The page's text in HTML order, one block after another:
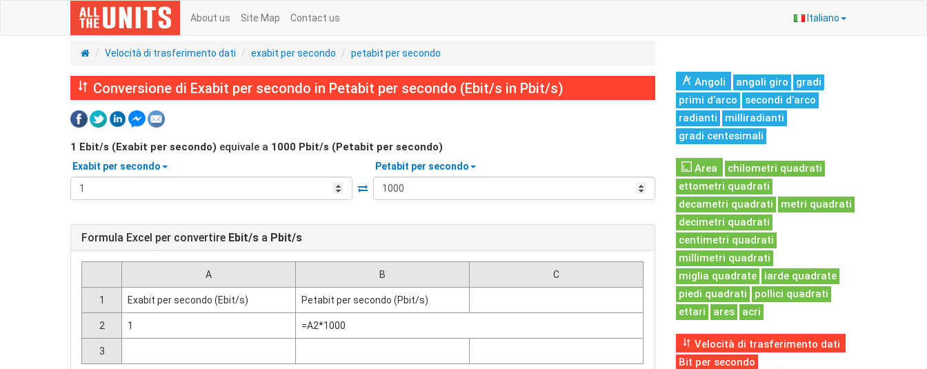
Italiano
About us Site Map Contact us
Velocità di trasferimento dati exabit per secondo petabit per secondo
Conversione di Exabit per secondo in Petabit per secondo (Ebit/s in Pbit/s)
1 Ebit/s (Exabit per secondo) equivale a 1000 Pbit/s (Petabit per secondo)
Exabit per secondo Petabit per secondo
Formula Excel per convertire Ebit/s a Pbit/s
A B C
1 Exabit per secondo (Ebit/s) Petabit per secondo (Pbit/s)
2 1 =A2*1000
3
Angoli angoli giro
gradi
primi d’arco
secondi d’arco
radianti
milliradianti
gradi centesimali
Area
chilometri quadrati
ettometri quadrati
decametri quadrati
metri quadrati
decimetri quadrati
centimetri quadrati
millimetri quadrati
miglia quadrate
iarde quadrate
piedi quadrati
pollici quadrati
ettari
ares acri
Velocità di trasferimento dati
Bit per secondo